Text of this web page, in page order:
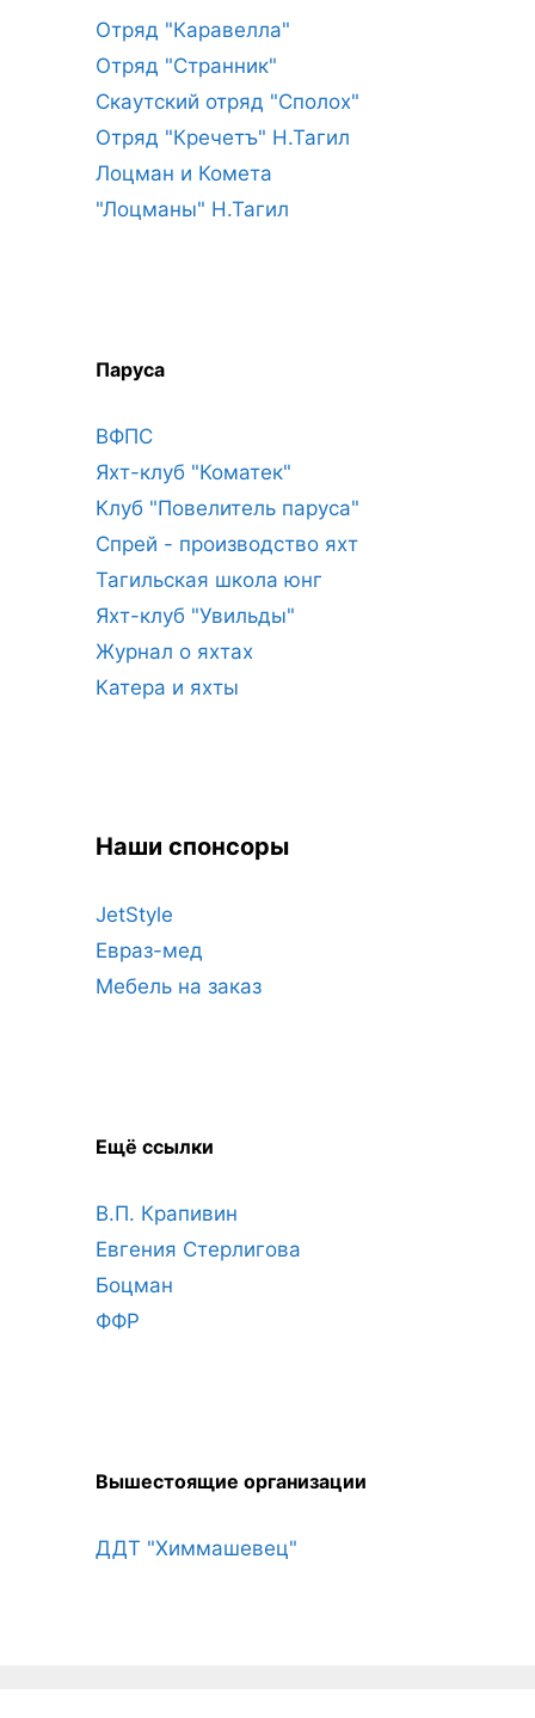
Отряд "Каравелла"
Отряд "Странник"
Скаутский отряд "Сполох"
Отряд "Кречетъ" Н.Тагил
Лоцман и Комета
"Лоцманы" Н.Тагил
Паруса
ВФПС
Яхт-клуб "Коматек"
Клуб "Повелитель паруса"
Спрей - производство яхт
Тагильская школа юнг
Яхт-клуб "Увильды"
Журнал о яхтах
Катера и яхты
Наши спонсоры
JetStyle
Евраз-мед
Мебель на заказ
Ещё ссылки
В.П. Крапивин
Евгения Стерлигова
Боцман
ФФР
Вышестоящие организации
ДДТ "Химмашевец"